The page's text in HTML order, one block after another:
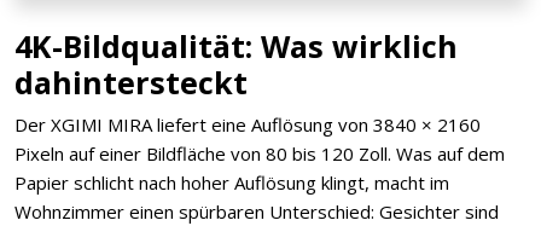
4K-Bildqualität: Was wirklich
dahintersteckt
Der XGIMI MIRA liefert eine Auflösung von 3840 × 2160
Pixeln auf einer Bildfläche von 80 bis 120 Zoll. Was auf dem
Papier schlicht nach hoher Auflösung klingt, macht im
Wohnzimmer einen spürbaren Unterschied: Gesichter sind